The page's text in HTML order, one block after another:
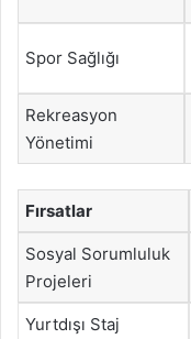
Spor Sağlığı
Rekreasyon
Yönetimi
Fırsatlar
Sosyal Sorumluluk
Projeleri
Yurtdışı Staj